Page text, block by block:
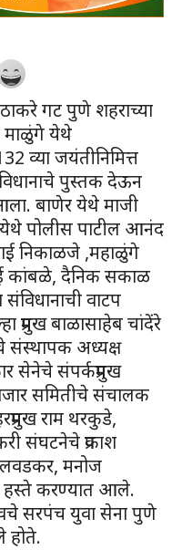
गट पुणे शहराच्या
माळुंगे येथे
व्या जयंतीनिमित्त
पुस्तक देऊन
बाणेर येथे माजी
येथे पोलीस पाटील आनंद
निकाळजे ,महाळुंगे
कांबळे, दैनिक सकाळ
संविधानाची वाटप
बाळासाहेब चांदेंरे
संस्थापक अध्यक्ष
सेनेचे संपर्कप्रमुख
समितीचे संचालक
राम थरकुडे,
संघटनेचे प्रकाश
मनोज
हस्ते करण्यात आले.
सरपंच युवा सेना पुणे
होते.